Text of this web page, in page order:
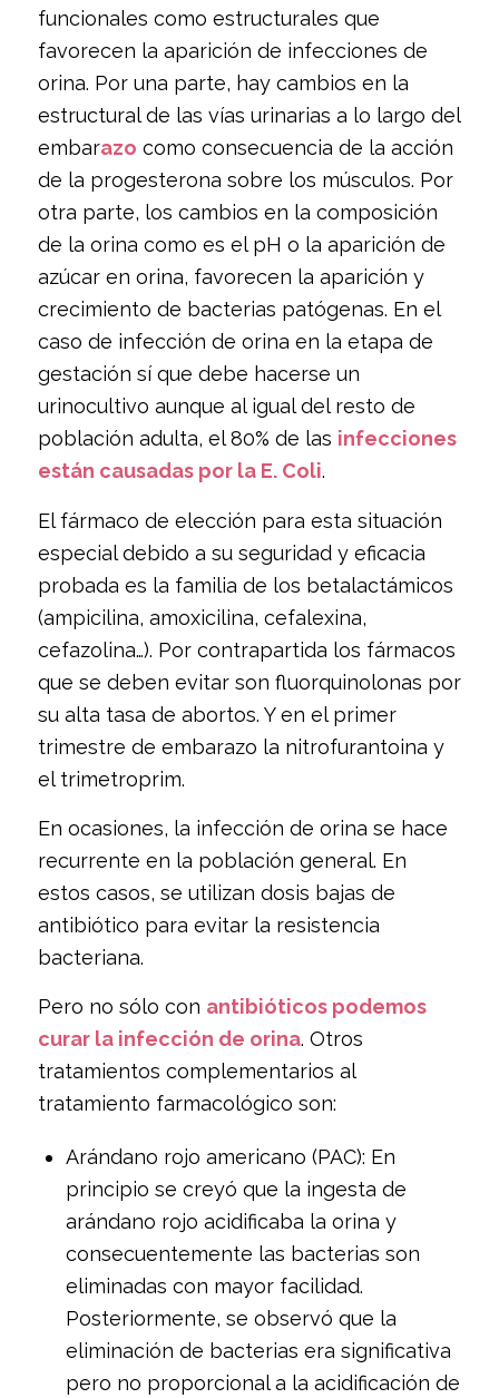
funcionales como estructurales que
favorecen la aparición de infecciones de
orina. Por una parte, hay cambios en la
estructural de las vías urinarias a lo largo del
embarazo como consecuencia de la acción
de la progesterona sobre los músculos. Por
otra parte, los cambios en la composición
de la orina como es el pH o la aparición de
azúcar en orina, favorecen la aparición y
crecimiento de bacterias patógenas. En el
caso de infección de orina en la etapa de
gestación sí que debe hacerse un
urinocultivo aunque al igual del resto de
población adulta, el 80% de las infecciones
están causadas por la E. Coli.
El fármaco de elección para esta situación
especial debido a su seguridad y eficacia
probada es la familia de los betalactámicos
(ampicilina, amoxicilina, cefalexina,
cefazolina…). Por contrapartida los fármacos
que se deben evitar son fluorquinolonas por
su alta tasa de abortos. Y en el primer
trimestre de embarazo la nitrofurantoina y
el trimetroprim.
En ocasiones, la infección de orina se hace
recurrente en la población general. En
estos casos, se utilizan dosis bajas de
antibiótico para evitar la resistencia
bacteriana.
Pero no sólo con antibióticos podemos
curar la infección de orina. Otros
tratamientos complementarios al
tratamiento farmacológico son:
Arándano rojo americano (PAC): En
principio se creyó que la ingesta de
arándano rojo acidificaba la orina y
consecuentemente las bacterias son
eliminadas con mayor facilidad.
Posteriormente, se observó que la
eliminación de bacterias era significativa
pero no proporcional a la acidificación de